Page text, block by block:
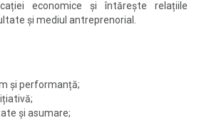
economice și întărește relațiile
și mediul antreprenorial.
și performanță;
și asumare;